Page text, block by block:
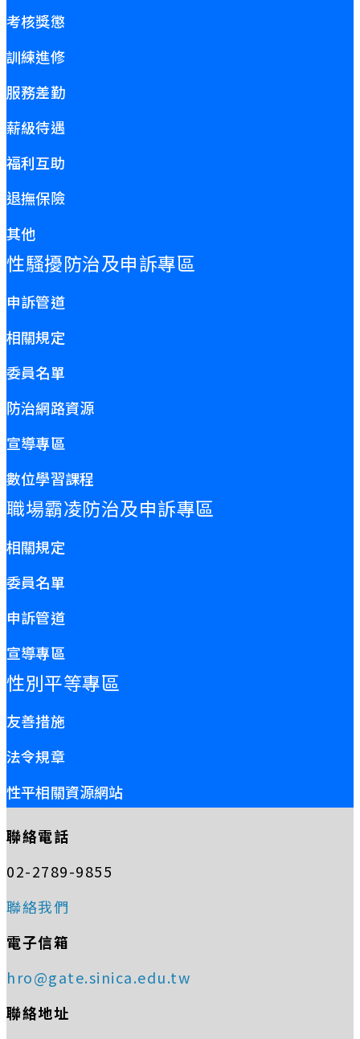
考核獎懲
訓練進修
服務差勤
薪級待遇
福利互助
退撫保險
其他
性騷擾防治及申訴專區
申訴管道
相關規定
委員名單
防治網路資源
宣導專區
數位學習課程
職場霸凌防治及申訴專區
相關規定
委員名單
申訴管道
宣導專區
性別平等專區
友善措施
法令規章
性平相關資源網站
聯絡電話
02-2789-9855
聯絡我們
電子信箱
hro@gate.sinica.edu.tw
聯絡地址